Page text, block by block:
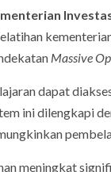
Massive
dapat
ini dilengkapi
meningkat